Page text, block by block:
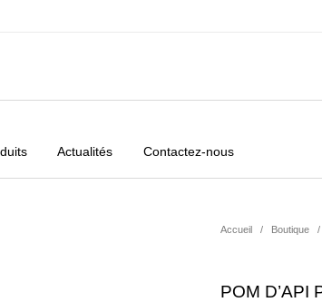
Actualités Contactez-nous
Accueil / Boutique /
POM D’API